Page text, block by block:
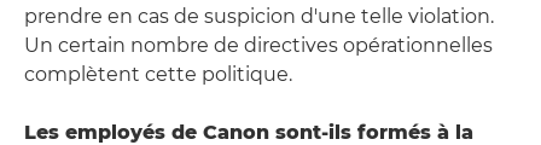
prendre en cas de suspicion d'une telle violation.
Un certain nombre de directives opérationnelles
complètent cette politique.
Les employés de Canon sont-ils formés à la